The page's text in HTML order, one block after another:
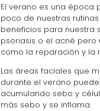
El verano es una época
poco de nuestras
beneficios para nuestra
psoriasis o el acné pero
como la reparación y la
Las áreas faciales que
durante el verano
acumulando sebo y
más sebo y se inflama.